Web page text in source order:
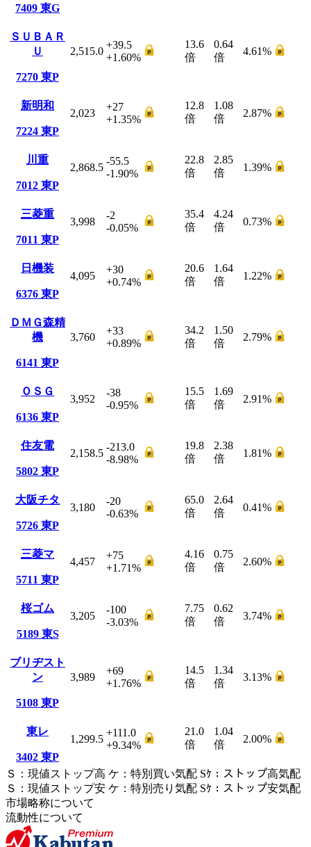
7409 東G
ＳＵＢＡＲ
Ｕ
7270 東P
2,515.0
+39.5
+1.60%
13.6
倍
0.64
倍
4.61%
新明和
7224 東P
2,023
+27
+1.35%
12.8
倍
1.08
倍
2.87%
川重
7012 東P
2,868.5
-55.5
-1.90%
22.8
倍
2.85
倍
1.39%
三菱重
7011 東P
3,998
-2
-0.05%
35.4
倍
4.24
倍
0.73%
日機装
6376 東P
4,095
+30
+0.74%
20.6
倍
1.64
倍
1.22%
ＤＭＧ森精
機
6141 東P
3,760
+33
+0.89%
34.2
倍
1.50
倍
2.79%
ＯＳＧ
6136 東P
3,952
-38
-0.95%
15.5
倍
1.69
倍
2.91%
住友電
5802 東P
2,158.5
-213.0
-8.98%
19.8
倍
2.38
倍
1.81%
大阪チタ
5726 東P
3,180
-20
-0.63%
65.0
倍
2.64
倍
0.41%
三菱マ
5711 東P
4,457
+75
+1.71%
4.16
倍
0.75
倍
2.60%
桜ゴム
5189 東S
3,205
-100
-3.03%
7.75
倍
0.62
倍
3.74%
ブリヂスト
ン
5108 東P
3,989
+69
+1.76%
14.5
倍
1.34
倍
3.13%
東レ
3402 東P
1,299.5
+111.0
+9.34%
21.0
倍
1.04
倍
2.00%
Ｓ ： 現値ストップ高 ケ ： 特別買い気配 Sｹ ： ストップ高気配
Ｓ ： 現値ストップ安 ケ ： 特別売 り 気配 Sｹ ： ストップ安気配
市場略称について
流動性について